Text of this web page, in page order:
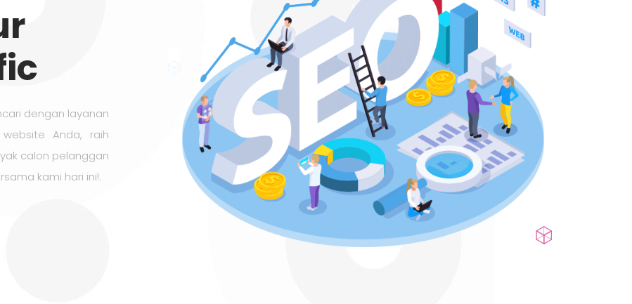
dengan layanan
website Anda, raih
calon pelanggan
kami hari ini!.